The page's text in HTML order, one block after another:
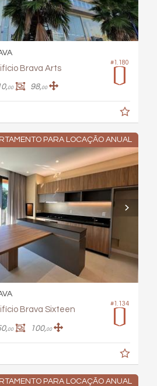
#1.180
Brava Arts
00 98,00
PARA LOCAÇÃO ANUAL
#1.134
Brava Sixteen
00 100,00
PARA LOCAÇÃO ANUAL